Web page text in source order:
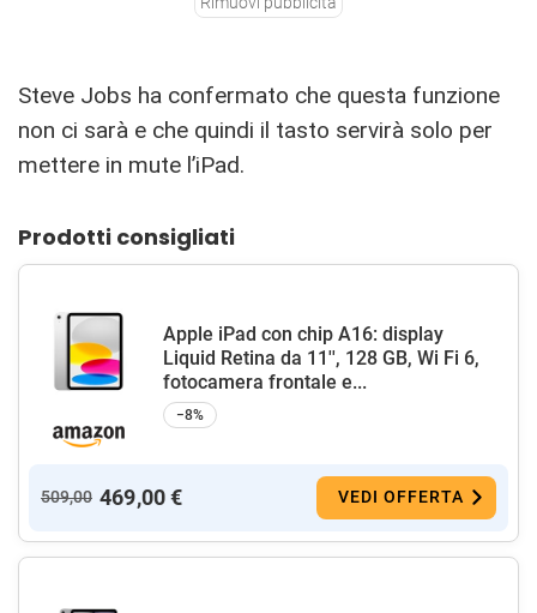
Steve Jobs ha confermato che questa funzione
non ci sarà e che quindi il tasto servirà solo per
mettere in mute l’iPad.
Prodotti consigliati
Apple iPad con chip A16: display
Liquid Retina da 11'', 128 GB, Wi Fi 6,
fotocamera frontale e...
−8%
509,00 469,00 € VEDI OFFERTA